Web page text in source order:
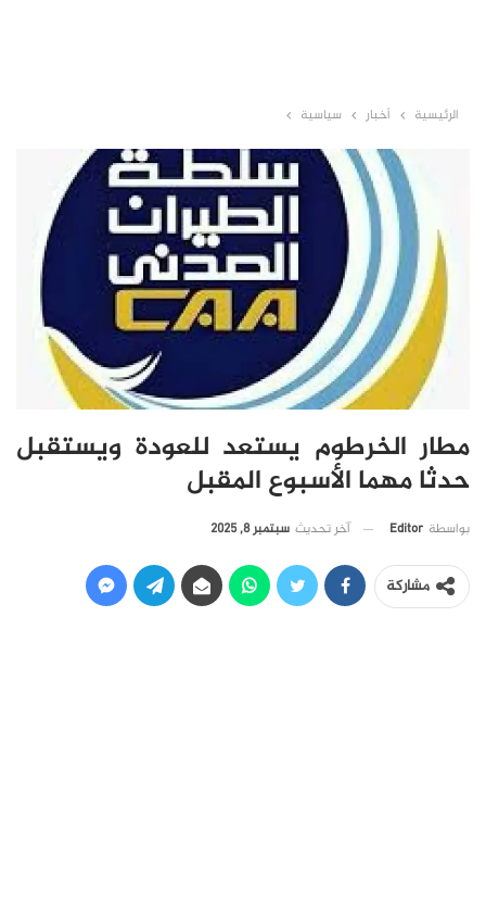
الرئيسية أخبار سياسية
مطار الخرطوم يستعد للعودة ويستقبل
حدثا مهما الأسبوع المقبل
بواسطة Editor آخر تحديث سبتمبر 8, 2025
مشاركة